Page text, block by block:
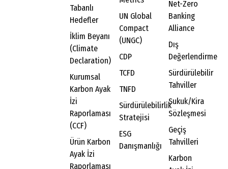
Tabanlı
Hedefler
İklim Beyanı
(Climate
Declaration)
Kurumsal
Karbon Ayak
İzi
Raporlaması
(CCF)
Ürün Karbon
Ayak İzi
Raporlaması
UN Global
Compact
(UNGC)
CDP
TCFD
TNFD
Sürdürülebilirlik
Stratejisi
ESG
Danışmanlığı
Net-Zero
Banking
Alliance
Dış
Değerlendirme
Sürdürülebilir
Tahviller
Sukuk/Kira
Sözleşmesi
Geçiş
Tahvilleri
Karbon